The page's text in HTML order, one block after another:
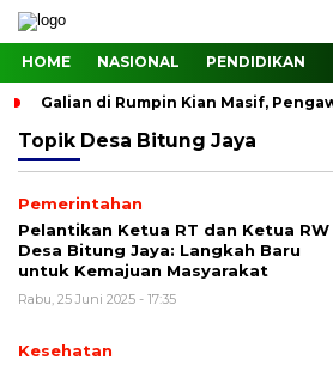
HOME NASIONAL PENDIDIKAN
Galian di Rumpin Kian Masif,
Topik Desa Bitung Jaya
Pemerintahan
Pelantikan Ketua RT dan Ketua RW
Desa Bitung Jaya: Langkah Baru
untuk Kemajuan Masyarakat
Rabu, 25 Juni 2025 - 17:35
Kesehatan